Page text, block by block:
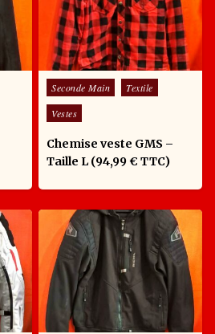
Posted in
Seconde Main
Textile
Vestes
Chemise veste GMS –
Taille L (94,99 € TTC)